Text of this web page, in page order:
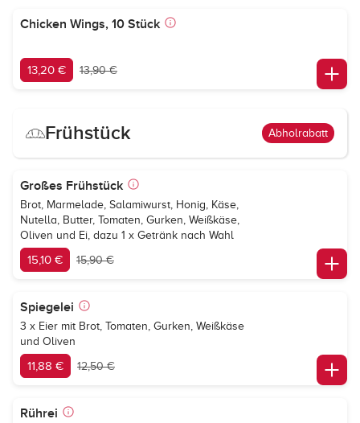
Chicken Wings, 10 Stück
13,20 € 13,90 €
Frühstück Abholrabatt
Großes Frühstück
Brot, Marmelade, Salamiwurst, Honig, Käse,
Nutella, Butter, Tomaten, Gurken, Weißkäse,
Oliven und Ei, dazu 1 x Getränk nach Wahl
15,10 € 15,90 €
Spiegelei
3 x Eier mit Brot, Tomaten, Gurken, Weißkäse
und Oliven
11,88 € 12,50 €
Rührei